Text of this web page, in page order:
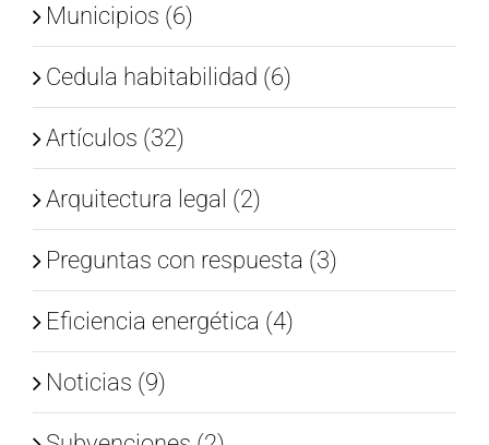
Municipios (6)
Cedula habitabilidad (6)
Artículos (32)
Arquitectura legal (2)
Preguntas con respuesta (3)
Eficiencia energética (4)
Noticias (9)